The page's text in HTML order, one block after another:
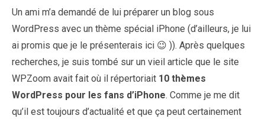
Un ami m’a demandé de lui préparer un blog sous
WordPress avec un thème spécial iPhone (d’ailleurs, je lui
ai promis que je le présenterais ici 😉 )). Après quelques
recherches, je suis tombé sur un vieil article que le site
WPZoom avait fait où il répertoriait 10 thèmes
WordPress pour les fans d’iPhone. Comme je me dit
qu’il est toujours d’actualité et que ça peut certainement